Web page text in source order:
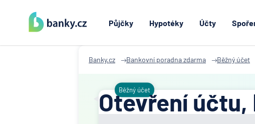
Půjčky Hypotéky Účty
Banky.cz Bankovní poradna zdarma Běžný účet
Běžný účet
Otevření účtu,